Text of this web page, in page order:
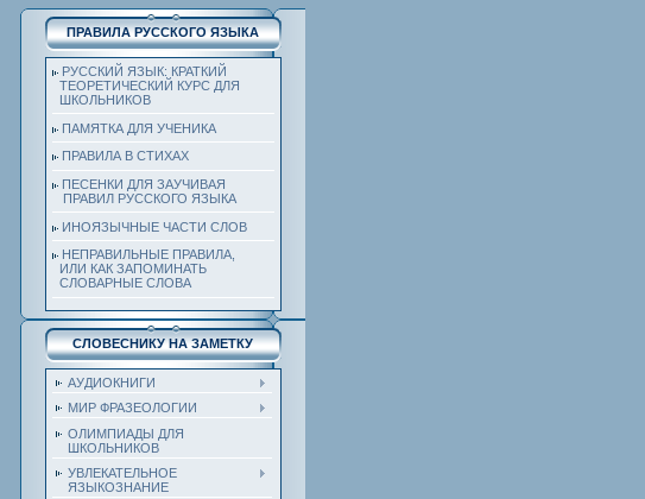
ПРАВИЛА РУССКОГО ЯЗЫКА
РУССКИЙ ЯЗЫК: КРАТКИЙ
ТЕОРЕТИЧЕСКИЙ КУРС ДЛЯ
ШКОЛЬНИКОВ
ПАМЯТКА ДЛЯ УЧЕНИКА
ПРАВИЛА В СТИХАХ
ПЕСЕНКИ ДЛЯ ЗАУЧИВАЯ
ПРАВИЛ РУССКОГО ЯЗЫКА
ИНОЯЗЫЧНЫЕ ЧАСТИ СЛОВ
НЕПРАВИЛЬНЫЕ ПРАВИЛА,
ИЛИ КАК ЗАПОМИНАТЬ
СЛОВАРНЫЕ СЛОВА
СЛОВЕСНИКУ НА ЗАМЕТКУ
АУДИОКНИГИ
МИР ФРАЗЕОЛОГИИ
ОЛИМПИАДЫ ДЛЯ
ШКОЛЬНИКОВ
УВЛЕКАТЕЛЬНОЕ
ЯЗЫКОЗНАНИЕ